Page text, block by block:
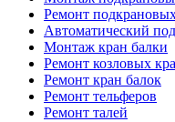
Ремонт
Автоматический
Монтаж кран балки
Ремонт козловых
Ремонт кран балок
Ремонт тельферов
Ремонт талей